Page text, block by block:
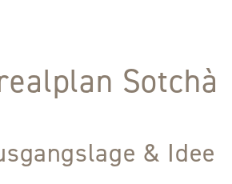
Sotchà
& Idee